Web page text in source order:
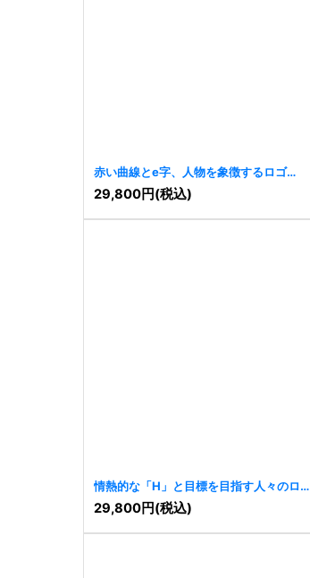
赤い曲線とe字、人物を象徴するロゴ
[6759]
29,800円(税込)
情熱的な「H」と目標を目指す人々のロゴ
[6727]
29,800円(税込)